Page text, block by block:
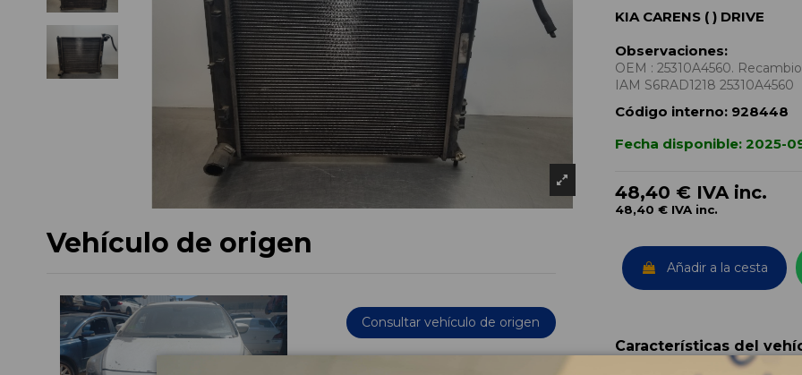
Vehículo de origen
Consultar vehículo de origen
KIA CARENS ( ) DRIVE
Observaciones:
OEM : 25310A4560.
IAM S6RAD1218 25310A4560
Código interno: 928448
Fecha disponible: 2025-
48,40 € IVA inc.
48,40 € IVA inc.
Añadir a la cesta
Características del